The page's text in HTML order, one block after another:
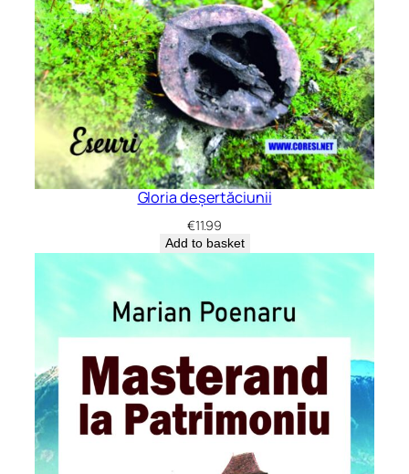
Gloria deșertăciunii
€11.99
Add to basket